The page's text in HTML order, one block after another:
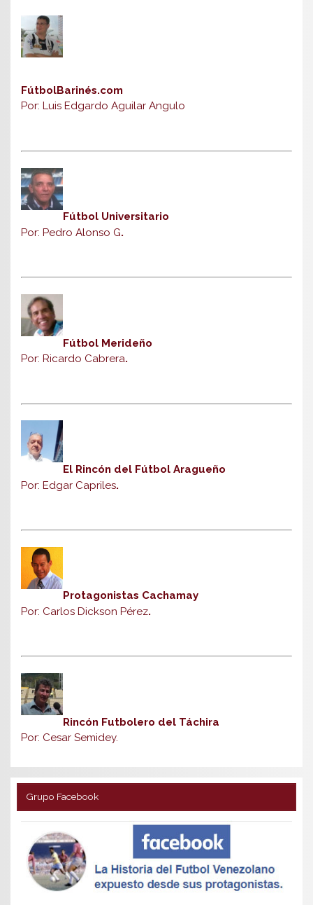
FútbolBarinés.com
Por: Luis Edgardo Aguilar Angulo
Fútbol Universitario
Por: Pedro Alonso G.
Fútbol Merideño
Por: Ricardo Cabrera.
El Rincón del Fútbol Aragueño
Por: Edgar Capriles.
Protagonistas Cachamay
Por: Carlos Dickson Pérez.
Rincón Futbolero del Táchira
Por: Cesar Semidey.
Grupo Facebook